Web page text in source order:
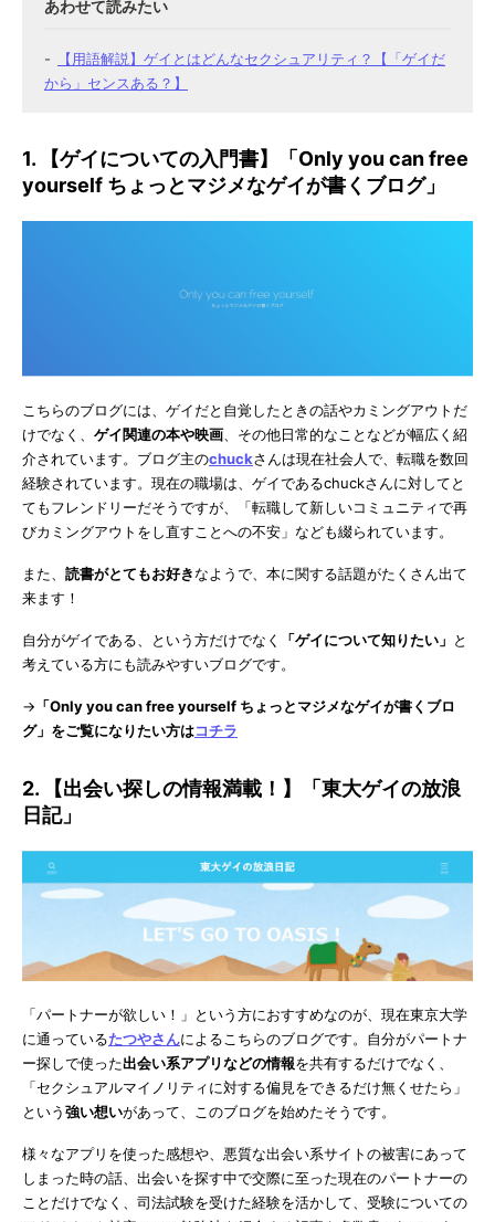
【用語解説】ゲイとはどんなセクシュアリティ？【「ゲイだ
から」センスある？】
1. 【ゲイについての入門書】「Only you can free
yourself ちょっとマジメなゲイが書くブログ」
こちらのブログには、ゲイだと自覚したときの話やカミングアウトだ
けでなく、 ゲイ関連の本や映画 、その他日常的なことなどが幅広く紹
介されています。ブログ主のchuckさんは現在社会人で、転職を数回
経験されています。現在の職場は、ゲイであるchuckさんに対してと
てもフレンドリーだそうですが、「転職して新しいコミュニティで再
びカミングアウトをし直すことへの不安」なども綴られています。
また、 読書がとてもお好きなようで、本に関する話題がたくさん出て
来ます！
自分がゲイである、という方だけでなく 「ゲイについて知りたい」 と
考えている方にも読みやすいブログです。
→ 「Only you can free yourself ちょっとマジメなゲイが書くブロ
グ」をご覧になりたい方はコチラ
2. 【出会い探しの情報満載！】「東大ゲイの放浪
日記」
「パートナーが欲しい！」という方におすすめなのが、現在東京大学
に通っているたつやさんによるこちらのブログです。自分がパートナ
ー探しで使った出会い系アプリなどの情報を共有するだけでなく、
「セクシュアルマイノリティに対する偏見をできるだけ無くせたら」
という強い想いがあって、このブログを始めたそうです。
様々なアプリを使った感想や、悪質な出会い系サイトの被害にあって
しまった時の話、出会いを探す中で交際に至った現在のパートナーの
ことだけでなく、司法試験を受けた経験を活かして、受験についての